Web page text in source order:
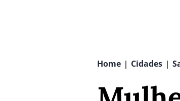
Home | Cidades |